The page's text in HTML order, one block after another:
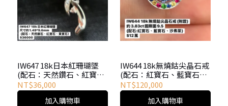
IW647 18k日本紅珊瑚墜
(配石：天然鑽石、紅寶
石、黃寶石）贈天然岫玉
戒指
NT$36,000
加入購物車
IW644 18k無燒鈷尖晶石戒
(配石：紅寶石、藍寶石、
沙弗萊）附聯合證書、贈
天然岫玉戒指
NT$120,000
加入購物車